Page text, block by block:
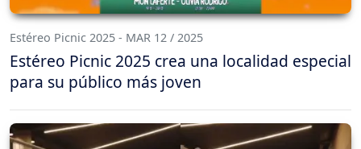
Estéreo Picnic 2025 - MAR 12 / 2025
Estéreo Picnic 2025 crea una localidad especial
para su público más joven